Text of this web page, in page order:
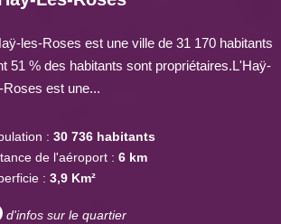
les-Roses est une ville de 31 170 habitants
51 % des habitants sont propriétaires.L'Haÿ-
Roses est une...
: 30 736 habitants
de l'aéroport : 6 km
: 3,9 Km²
d'infos sur le quartier